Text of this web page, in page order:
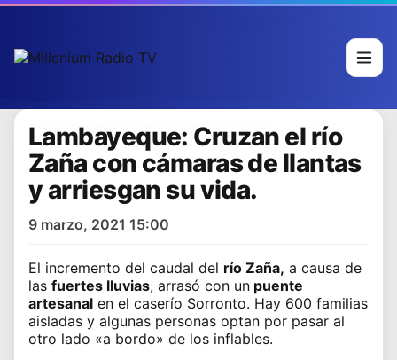
Lambayeque: Cruzan el río
Zaña con cámaras de llantas
y arriesgan su vida.
9 marzo, 2021 15:00
El incremento del caudal del río Zaña, a causa de
las fuertes lluvias, arrasó con un puente
artesanal en el caserío Sorronto. Hay 600 familias
aisladas y algunas personas optan por pasar al
otro lado «a bordo» de los inflables.